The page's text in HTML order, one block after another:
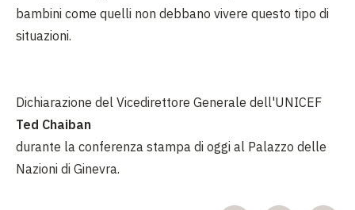
bambini come quelli non debbano vivere questo tipo di
situazioni.
Dichiarazione del Vicedirettore Generale dell'UNICEF
Ted Chaiban
durante la conferenza stampa di oggi al Palazzo delle
Nazioni di Ginevra.